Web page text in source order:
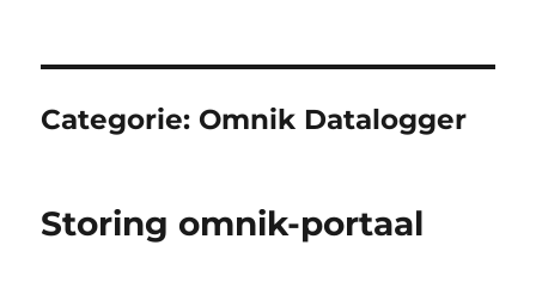
Categorie: Omnik Datalogger
Storing omnik-portaal